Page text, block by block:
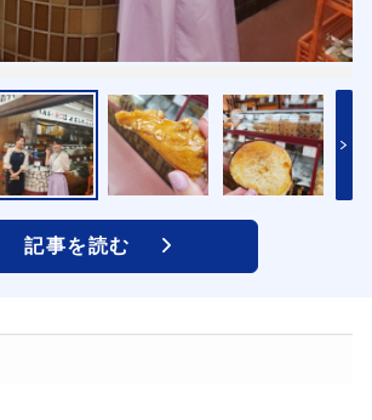
記事を読む